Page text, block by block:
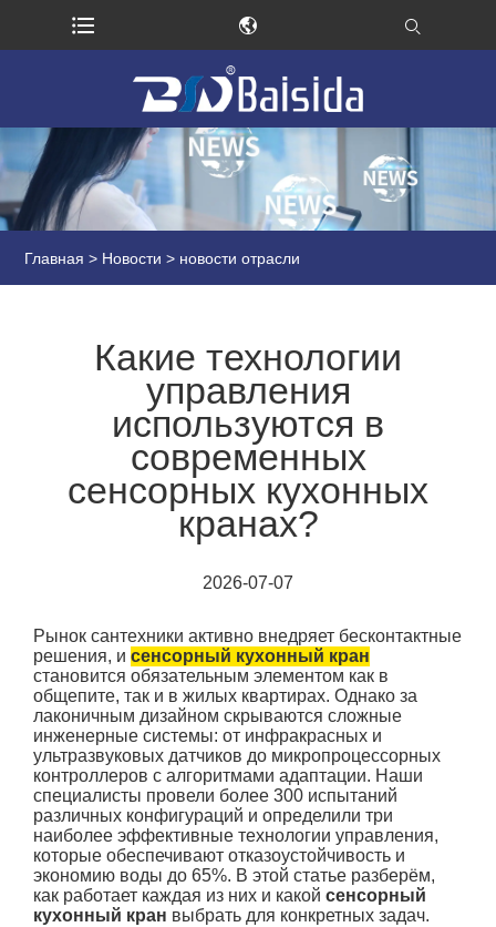
Главная > Новости > новости отрасли
Какие технологии
управления
используются в
современных
сенсорных кухонных
кранах?
2026-07-07
Рынок сантехники активно внедряет бесконтактные
решения, исенсорный кухонный кран
становится обязательным элементом как в
общепите, так и в жилых квартирах. Однако за
лаконичным дизайном скрываются сложные
инженерные системы: от инфракрасных и
ультразвуковых датчиков до микропроцессорных
контроллеров с алгоритмами адаптации. Наши
специалисты провели более 300 испытаний
различных конфигураций и определили три
наиболее эффективные технологии управления,
которые обеспечивают отказоустойчивость и
экономию воды до 65%. В этой статье разберём,
как работает каждая из них и какойсенсорный
кухонный кран выбрать для конкретных задач.